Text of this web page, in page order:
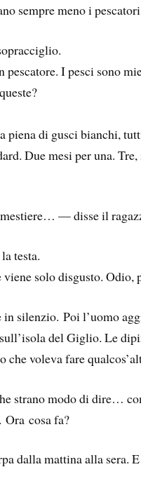
sempre meno i
I pesci sono
piena di gusci bianchi,
Due mesi per una. Tre,
— disse il
testa.
solo disgusto. Odio,
silenzio. Poi l’uomo
del Giglio. Le
che voleva fare
strano modo di dire…
Ora cosa fa?
dalla mattina alla sera.